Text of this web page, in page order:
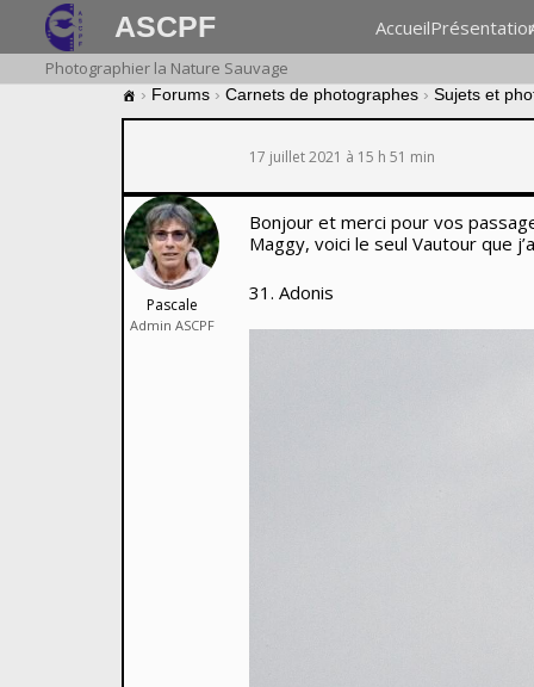
ASCPF Accueil
Photographier la Nature Sauvage
› Forums › Carnets de photographes › Sujets et
17 juillet 2021 à 15 h 51 min
Pascale
Admin ASCPF
Bonjour et merci pour vos
Maggy, voici le seul Vautour que
31. Adonis